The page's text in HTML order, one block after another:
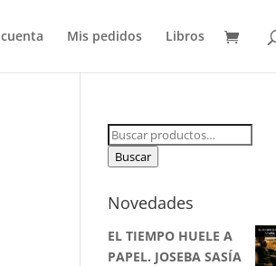
Mis pedidos Libros
Buscar
por:
Buscar
Novedades
EL TIEMPO HUELE A
PAPEL. JOSEBA SASÍA